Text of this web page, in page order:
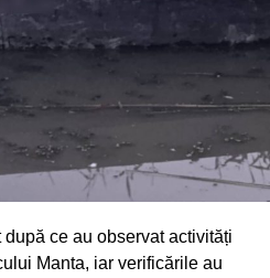
ce au observat activități
Manta, iar verificările au